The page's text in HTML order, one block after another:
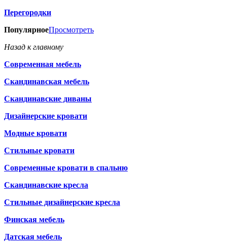
Перегородки
ПопулярноеПросмотреть
Назад к главному
Современная мебель
Скандинавская мебель
Скандинавские диваны
Дизайнерские кровати
Модные кровати
Стильные кровати
Современные кровати в спальню
Скандинавские кресла
Стильные дизайнерские кресла
Финская мебель
Датская мебель